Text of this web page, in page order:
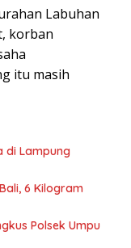
Labuhan
korban
itu masih
di Lampung
6 Kilogram
Polsek Umpu